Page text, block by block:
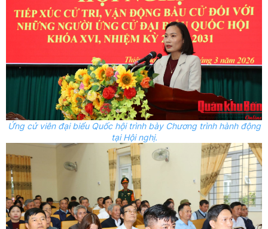
Ứng cử viên đại biểu Quốc hội trình bày Chương trình hành động
tại Hội nghị.